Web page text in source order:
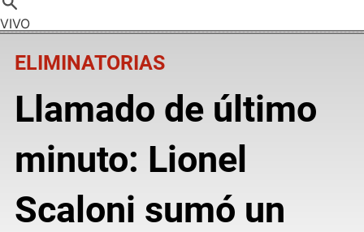
VIVO
ELIMINATORIAS
Llamado de último
minuto: Lionel
Scaloni sumó un